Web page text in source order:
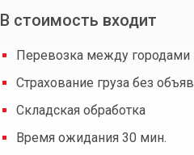
В стоимость входит
Перевозка между городами
Страхование груза без
Складская обработка
Время ожидания 30 мин.